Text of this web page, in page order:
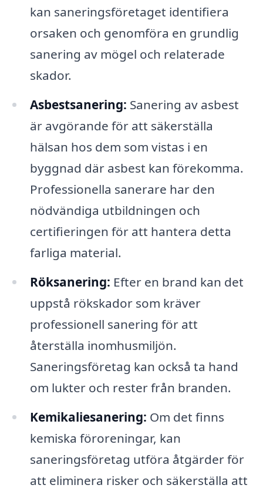
kan saneringsföretaget identifiera
orsaken och genomföra en grundlig
sanering av mögel och relaterade
skador.
Asbestsanering: Sanering av asbest
är avgörande för att säkerställa
hälsan hos dem som vistas i en
byggnad där asbest kan förekomma.
Professionella sanerare har den
nödvändiga utbildningen och
certifieringen för att hantera detta
farliga material.
Röksanering: Efter en brand kan det
uppstå rökskador som kräver
professionell sanering för att
återställa inomhusmiljön.
Saneringsföretag kan också ta hand
om lukter och rester från branden.
Kemikaliesanering: Om det finns
kemiska föroreningar, kan
saneringsföretag utföra åtgärder för
att eliminera risker och säkerställa att